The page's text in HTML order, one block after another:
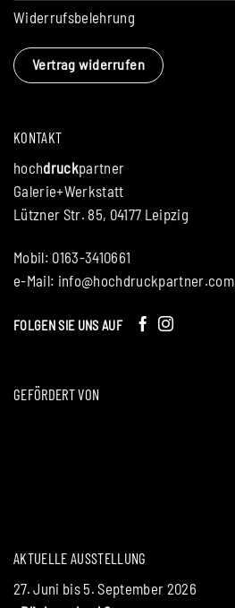
KONTAKT
hochdruckpartner
Galerie+Werkstatt
Lützner Str. 85, 04177 Leipzig
Mobil: 0163-3410661
e-Mail: info@hochdruckpartner.com
FOLGEN SIE UNS AUF
GEFÖRDERT VON
AKTUELLE AUSSTELLUNG
27. Juni bis 5. September 2026
Widerrufsbelehrung
Vertrag widerrufen